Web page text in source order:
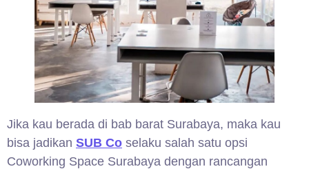
Jika kau berada di bab barat Surabaya, maka kau
bisa jadikan SUB Co selaku salah satu opsi
Coworking Space Surabaya dengan rancangan